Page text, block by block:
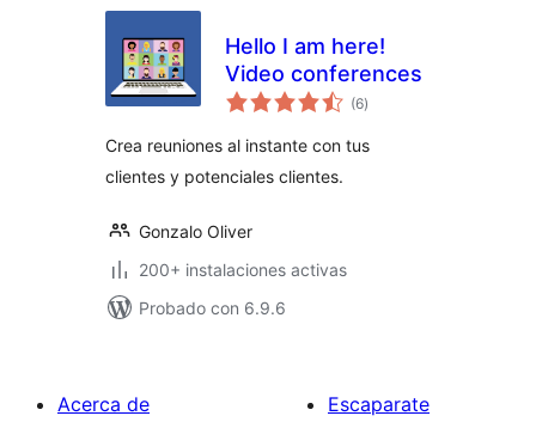
Hello I am here!
Video conferences
(6total
de
)
Crea reuniones al instante con tus
clientes y potenciales clientes.
Gonzalo Oliver
200+ instalaciones activas
Probado con 6.9.6
Acerca de
Escaparate